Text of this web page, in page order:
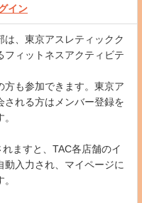
イン
、東京アスレティックク
フィットネスアクティビテ
方も参加できます。東京ア
される方はメンバー登録を
ますと、TAC各店舗のイ
入力され、マイページに